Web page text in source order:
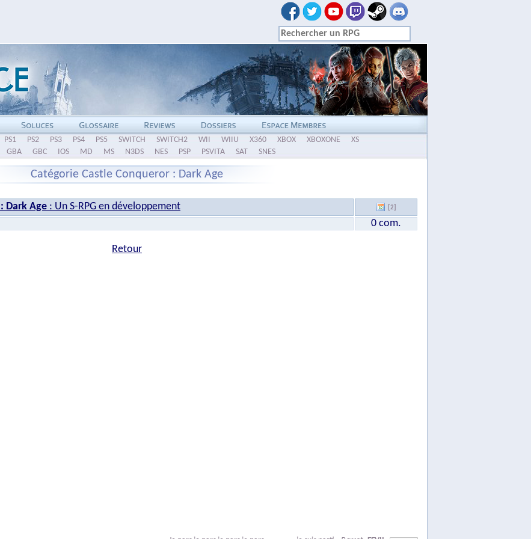
PS1 PS2 PS3 PS4 PS5 SWITCH SWITCH2 WII WIIU X360 XBOX XBOXONE
XS
GBA GBC IOS MD MS N3DS NES PSP PSVITA SAT SNES
Catégorie Castle Conqueror : Dark Age
Dark Age : Un S-RPG en développement [2]
0 com.
Retour